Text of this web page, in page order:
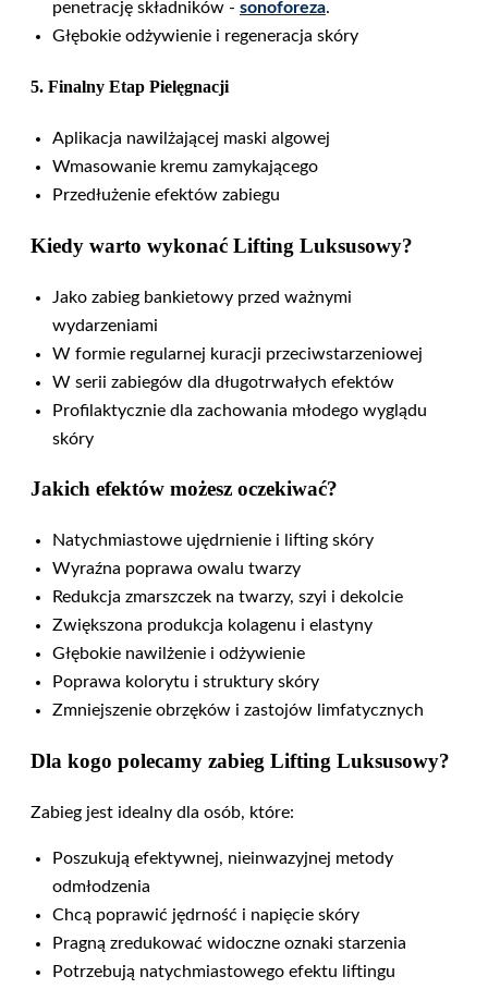
penetrację składników - sonoforeza.
Głębokie odżywienie i regeneracja skóry
5. Finalny Etap Pielęgnacji
Aplikacja nawilżającej maski algowej
Wmasowanie kremu zamykającego
Przedłużenie efektów zabiegu
Kiedy warto wykonać Lifting Luksusowy?
Jako zabieg bankietowy przed ważnymi
wydarzeniami
W formie regularnej kuracji przeciwstarzeniowej
W serii zabiegów dla długotrwałych efektów
Profilaktycznie dla zachowania młodego wyglądu
skóry
Jakich efektów możesz oczekiwać?
Natychmiastowe ujędrnienie i lifting skóry
Wyraźna poprawa owalu twarzy
Redukcja zmarszczek na twarzy, szyi i dekolcie
Zwiększona produkcja kolagenu i elastyny
Głębokie nawilżenie i odżywienie
Poprawa kolorytu i struktury skóry
Zmniejszenie obrzęków i zastojów limfatycznych
Dla kogo polecamy zabieg Lifting Luksusowy?
Zabieg jest idealny dla osób, które:
Poszukują efektywnej, nieinwazyjnej metody
odmłodzenia
Chcą poprawić jędrność i napięcie skóry
Pragną zredukować widoczne oznaki starzenia
Potrzebują natychmiastowego efektu liftingu